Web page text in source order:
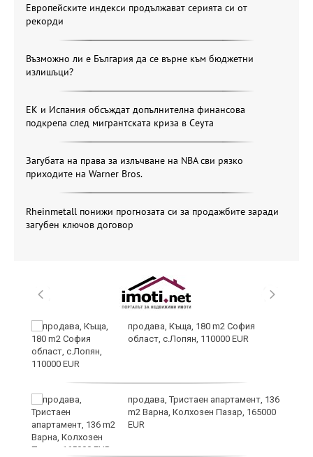
Европейските индекси продължават серията си от
рекорди
Възможно ли е България да се върне към бюджетни
излишъци?
ЕК и Испания обсъждат допълнителна финансова
подкрепа след мигрантската криза в Сеута
Загубата на права за излъчване на NBA сви рязко
приходите на Warner Bros.
Rheinmetall понижи прогнозата си за продажбите заради
загубен ключов договор
продава, Къща, 180 m2 София
област, с.Лопян, 110000 EUR
продава, Тристаен апартамент, 136
m2 Варна, Колхозен Пазар, 165000
EUR